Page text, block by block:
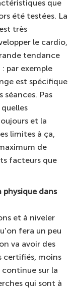
que
été testées. La
très
le cardio,
tendance
par exemple
est spécifique
séances. Pas
et la
limites à ça,
de
facteurs que
dans
et à niveler
fera un peu
va avoir des
certifiés, moins
continue sur la
qui sont à